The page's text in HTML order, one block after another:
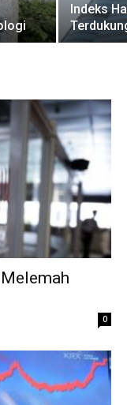
Indeks
0